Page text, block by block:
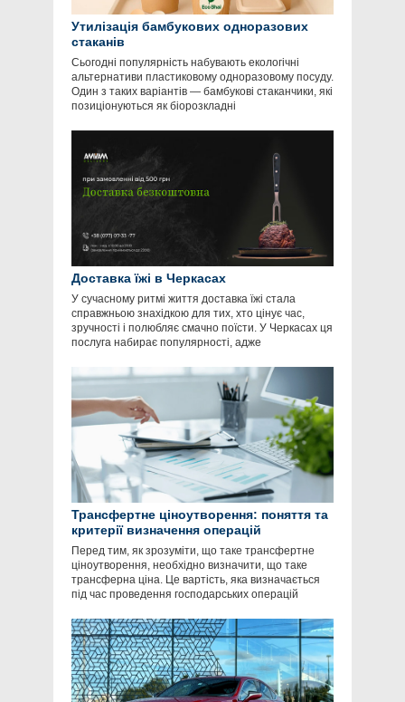
Утилізація бамбукових одноразових
стаканів
Сьогодні популярність набувають екологічні
альтернативи пластиковому одноразовому посуду.
Один з таких варіантів — бамбукові стаканчики, які
позиціонуються як біорозкладні
Доставка їжі в Черкасах
У сучасному ритмі життя доставка їжі стала
справжньою знахідкою для тих, хто цінує час,
зручності і полюбляє смачно поїсти. У Черкасах ця
послуга набирає популярності, адже
Трансфертне ціноутворення: поняття та
критерії визначення операцій
Перед тим, як зрозуміти, що таке трансфертне
ціноутворення, необхідно визначити, що таке
трансферна ціна. Це вартість, яка визначається
під час проведення господарських операцій